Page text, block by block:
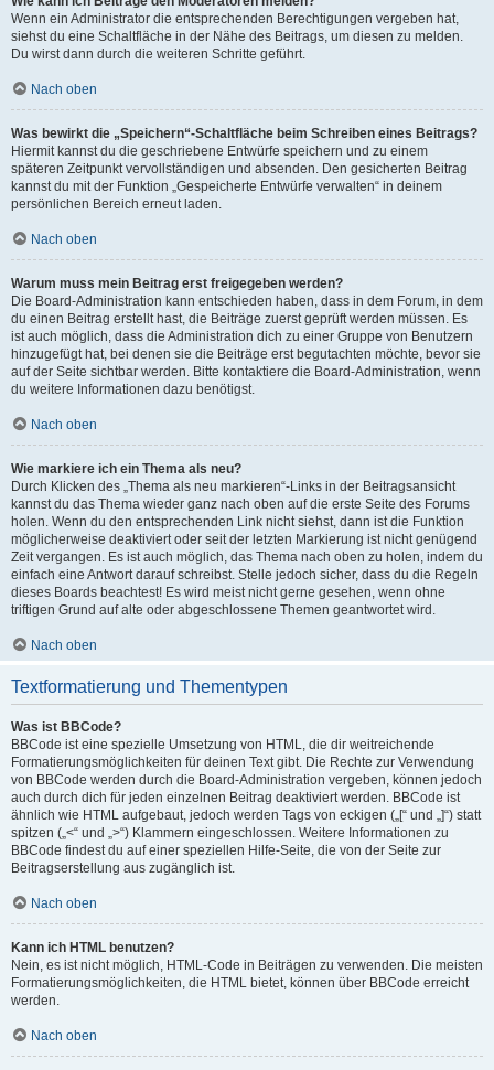
Wenn ein Administrator die entsprechenden Berechtigungen vergeben hat,
siehst du eine Schaltfläche in der Nähe des Beitrags, um diesen zu melden.
Du wirst dann durch die weiteren Schritte geführt.
Nach oben
Was bewirkt die „Speichern“-Schaltfläche beim Schreiben eines Beitrags?
Hiermit kannst du die geschriebene Entwürfe speichern und zu einem
späteren Zeitpunkt vervollständigen und absenden. Den gesicherten Beitrag
kannst du mit der Funktion „Gespeicherte Entwürfe verwalten“ in deinem
persönlichen Bereich erneut laden.
Nach oben
Warum muss mein Beitrag erst freigegeben werden?
Die Board-Administration kann entschieden haben, dass in dem Forum, in dem
du einen Beitrag erstellt hast, die Beiträge zuerst geprüft werden müssen. Es
ist auch möglich, dass die Administration dich zu einer Gruppe von Benutzern
hinzugefügt hat, bei denen sie die Beiträge erst begutachten möchte, bevor sie
auf der Seite sichtbar werden. Bitte kontaktiere die Board-Administration, wenn
du weitere Informationen dazu benötigst.
Nach oben
Wie markiere ich ein Thema als neu?
Durch Klicken des „Thema als neu markieren“-Links in der Beitragsansicht
kannst du das Thema wieder ganz nach oben auf die erste Seite des Forums
holen. Wenn du den entsprechenden Link nicht siehst, dann ist die Funktion
möglicherweise deaktiviert oder seit der letzten Markierung ist nicht genügend
Zeit vergangen. Es ist auch möglich, das Thema nach oben zu holen, indem du
einfach eine Antwort darauf schreibst. Stelle jedoch sicher, dass du die Regeln
dieses Boards beachtest! Es wird meist nicht gerne gesehen, wenn ohne
triftigen Grund auf alte oder abgeschlossene Themen geantwortet wird.
Nach oben
Textformatierung und Thementypen
Was ist BBCode?
BBCode ist eine spezielle Umsetzung von HTML, die dir weitreichende
Formatierungsmöglichkeiten für deinen Text gibt. Die Rechte zur Verwendung
von BBCode werden durch die Board-Administration vergeben, können jedoch
auch durch dich für jeden einzelnen Beitrag deaktiviert werden. BBCode ist
ähnlich wie HTML aufgebaut, jedoch werden Tags von eckigen („[“ und „]“) statt
spitzen („<“ und „>“) Klammern eingeschlossen. Weitere Informationen zu
BBCode findest du auf einer speziellen Hilfe-Seite, die von der Seite zur
Beitragserstellung aus zugänglich ist.
Nach oben
Kann ich HTML benutzen?
Nein, es ist nicht möglich, HTML-Code in Beiträgen zu verwenden. Die meisten
Formatierungsmöglichkeiten, die HTML bietet, können über BBCode erreicht
werden.
Nach oben